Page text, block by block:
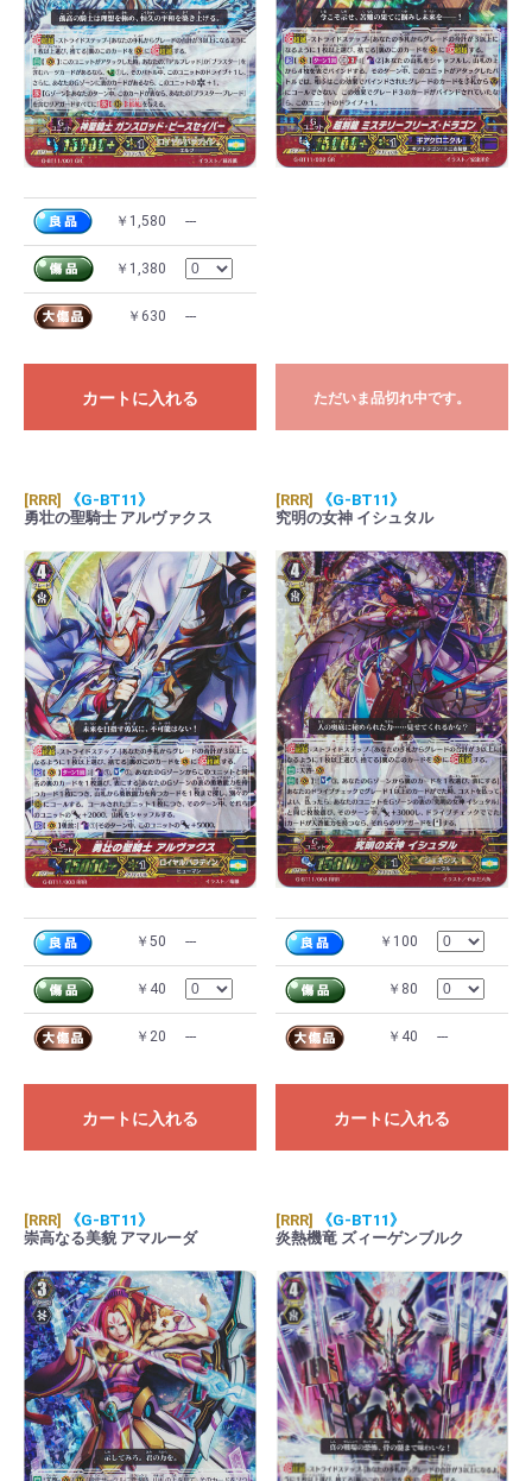
￥1,580 ---
￥1,380
￥630 ---
カートに入れる ただいま品切れ中です。
[RRR]
《G-BT11》
勇壮の聖騎士 アルヴァクス
￥50 ---
￥40
￥20 ---
カートに入れる
[RRR]
《G-BT11》
究明の女神 イシュタル
￥100
￥80
￥40 ---
カートに入れる
[RRR]
《G-BT11》
崇高なる美貌 アマルーダ
[RRR]
《G-BT11》
炎熱機竜 ズィーゲンブルク